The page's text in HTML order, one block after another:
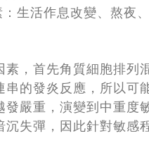
生活作息改變、熬夜
素，首先角質細胞排列
串的發炎反應，所以可
發嚴重，演變到中重度
失彈，因此針對敏感